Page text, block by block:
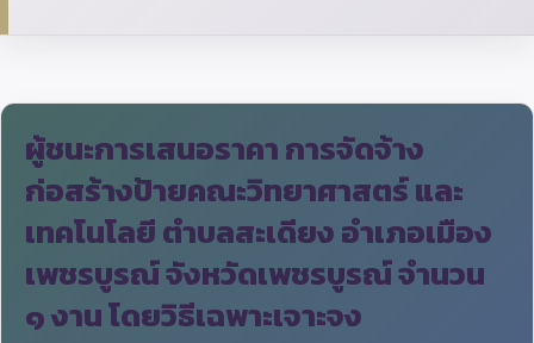
ผู้ชนะการเสนอราคา การจัดจ้าง
ก่อสร้างป้ายคณะวิทยาศาสตร์ และ
เทคโนโลยี ตำบลสะเดียง อำเภอเมือง
เพชรบูรณ์ จังหวัดเพชรบูรณ์ จำนวน
๑ งาน โดยวิธีเฉพาะเจาะจง